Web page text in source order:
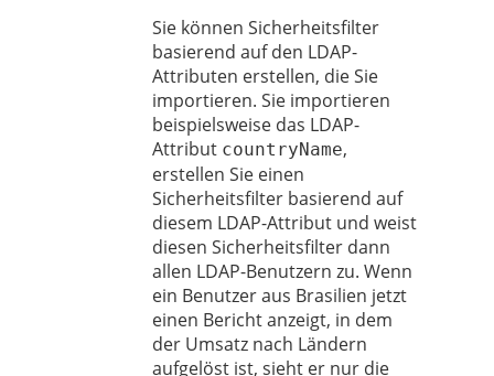
Sie können Sicherheitsfilter
basierend auf den LDAP-
Attributen erstellen, die Sie
importieren. Sie importieren
beispielsweise das LDAP-
Attribut countryName,
erstellen Sie einen
Sicherheitsfilter basierend auf
diesem LDAP-Attribut und weist
diesen Sicherheitsfilter dann
allen LDAP-Benutzern zu. Wenn
ein Benutzer aus Brasilien jetzt
einen Bericht anzeigt, in dem
der Umsatz nach Ländern
aufgelöst ist, sieht er nur die